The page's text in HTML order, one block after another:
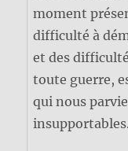
moment
difficulté à
et des
toute guerre,
qui nous
insupportables.